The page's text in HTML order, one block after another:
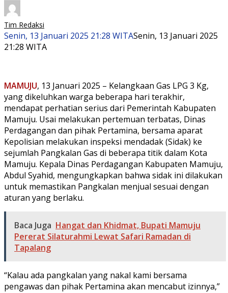
Tim Redaksi
Senin, 13 Januari 2025 21:28 WITASenin, 13 Januari 2025
21:28 WITA
MAMUJU, 13 Januari 2025 – Kelangkaan Gas LPG 3 Kg,
yang dikeluhkan warga beberapa hari terakhir,
mendapat perhatian serius dari Pemerintah Kabupaten
Mamuju. Usai melakukan pertemuan terbatas, Dinas
Perdagangan dan pihak Pertamina, bersama aparat
Kepolisian melakukan inspeksi mendadak (Sidak) ke
sejumlah Pangkalan Gas di beberapa titik dalam Kota
Mamuju. Kepala Dinas Perdagangan Kabupaten Mamuju,
Abdul Syahid, mengungkapkan bahwa sidak ini dilakukan
untuk memastikan Pangkalan menjual sesuai dengan
aturan yang berlaku.
Baca Juga Hangat dan Khidmat, Bupati Mamuju
Pererat Silaturahmi Lewat Safari Ramadan di
Tapalang
“Kalau ada pangkalan yang nakal kami bersama
pengawas dan pihak Pertamina akan mencabut izinnya,”